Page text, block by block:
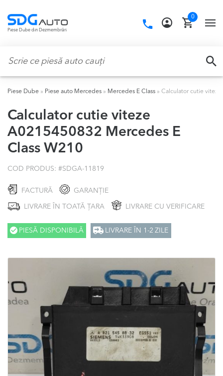
navigation
content
Piese Dube din Dezmembrări
Call
0
Piese Dube » Piese auto Mercedes » Mercedes E Class » Calculator cutie viteze
Calculator cutie viteze
A0215450832 Mercedes E
Class W210
COD PRODUS: #SDGA-11819
FACTURĂ GARANȚIE
LIVRARE ÎN TOATĂ ȚARA LIVRARE CU VERIFICARE
PIESĂ DISPONIBILĂ LIVRARE ÎN 1-2 ZILE